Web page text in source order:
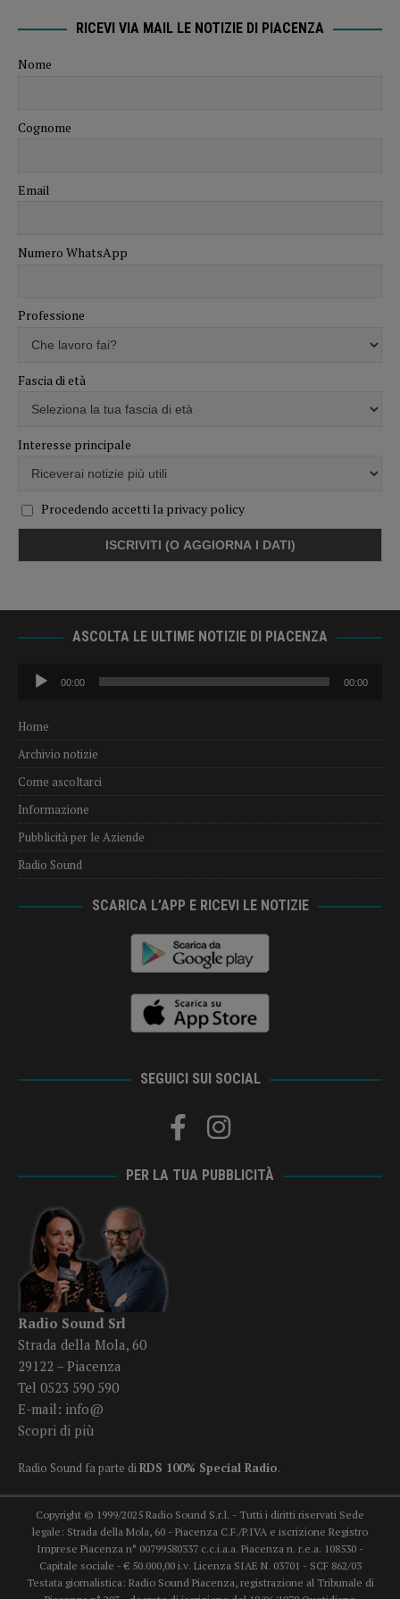
RICEVI VIA MAIL LE NOTIZIE DI PIACENZA
Nome
Cognome
Email
Numero WhatsApp
Professione
Fascia di età
Interesse principale
Procedendo accetti la privacy policy
ASCOLTA LE ULTIME NOTIZIE DI PIACENZA
Audio
Player
00:00 00:00
Home
Archivio notizie
Come ascoltarci
Informazione
Pubblicità per le Aziende
Radio Sound
SCARICA L’APP E RICEVI LE NOTIZIE
SEGUICI SUI SOCIAL
PER LA TUA PUBBLICITÀ
Radio Sound Srl
Strada della Mola, 60
29122 – Piacenza
Tel 0523 590 590
E-mail: info@
Scopri di più
Radio Sound fa parte diRDS 100% Special Radio.
Copyright © 1999/2025 Radio Sound S.r.l. - Tutti i diritti riservati Sede
legale: Strada della Mola, 60 - Piacenza C.F./P.IVA e iscrizione Registro
Imprese Piacenza n° 00799580337 c.c.i.a.a. Piacenza n. r.e.a. 108530 -
Capitale sociale - € 50.000,00 i.v. Licenza SIAE N. 03701 - SCF 862/03
Testata giornalistica: Radio Sound Piacenza, registrazione al Tribunale di